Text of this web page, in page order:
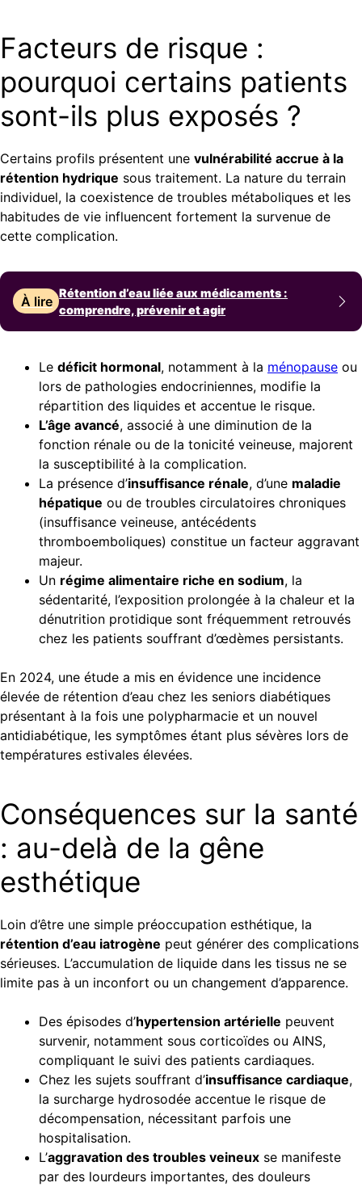
Facteurs de risque :
pourquoi certains patients
sont-ils plus exposés ?
Certains profils présentent une vulnérabilité accrue à la
rétention hydrique sous traitement. La nature du terrain
individuel, la coexistence de troubles métaboliques et les
habitudes de vie influencent fortement la survenue de
cette complication.
À lire
Rétention d’eau liée aux médicaments :
comprendre, prévenir et agir
Le déficit hormonal, notamment à la ménopause ou
lors de pathologies endocriniennes, modifie la
répartition des liquides et accentue le risque.
L’âge avancé, associé à une diminution de la
fonction rénale ou de la tonicité veineuse, majorent
la susceptibilité à la complication.
La présence d’insuffisance rénale, d’une maladie
hépatique ou de troubles circulatoires chroniques
(insuffisance veineuse, antécédents
thromboemboliques) constitue un facteur aggravant
majeur.
Un régime alimentaire riche en sodium, la
sédentarité, l’exposition prolongée à la chaleur et la
dénutrition protidique sont fréquemment retrouvés
chez les patients souffrant d’œdèmes persistants.
En 2024, une étude a mis en évidence une incidence
élevée de rétention d’eau chez les seniors diabétiques
présentant à la fois une polypharmacie et un nouvel
antidiabétique, les symptômes étant plus sévères lors de
températures estivales élevées.
Conséquences sur la santé
: au-delà de la gêne
esthétique
Loin d’être une simple préoccupation esthétique, la
rétention d’eau iatrogène peut générer des complications
sérieuses. L’accumulation de liquide dans les tissus ne se
limite pas à un inconfort ou un changement d’apparence.
Des épisodes d’hypertension artérielle peuvent
survenir, notamment sous corticoïdes ou AINS,
compliquant le suivi des patients cardiaques.
Chez les sujets souffrant d’insuffisance cardiaque,
la surcharge hydrosodée accentue le risque de
décompensation, nécessitant parfois une
hospitalisation.
L’aggravation des troubles veineux se manifeste
par des lourdeurs importantes, des douleurs